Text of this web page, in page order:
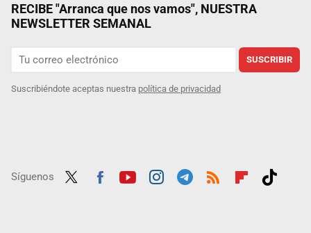
RECIBE "Arranca que nos vamos", NUESTRA
NEWSLETTER SEMANAL
SUSCRIBIR
Suscribiéndote aceptas nuestra política de privacidad
Síguenos